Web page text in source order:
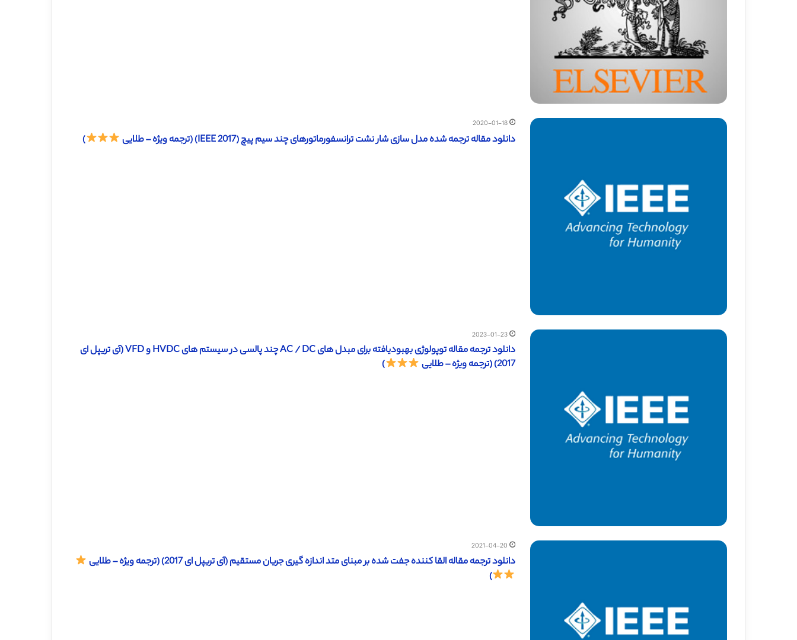
2020-01-18
دانلود مقاله ترجمه شده مدل سازی شار نشت ترانسفورماتورهای چند سیم پیچ (IEEE 2017) (ترجمه ویژه – طلایی )
2023-01-23
دانلود ترجمه مقاله توپولوژی بهبودیافته برای مبدل های AC / DC چند پالسی در سیستم های HVDC و VFD (آی تریپل ای
2017) (ترجمه ویژه – طلایی
)
2021-04-20
دانلود ترجمه مقاله القا کننده جفت شده بر مبنای متد اندازه گیری جریان مستقیم (آی تریپل ای 2017) (ترجمه ویژه – طلایی
)